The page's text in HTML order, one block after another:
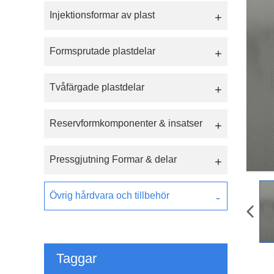
Injektionsformar av plast
Formsprutade plastdelar
Tvåfärgade plastdelar
Reservformkomponenter & insatser
Pressgjutning Formar & delar
Övrig hårdvara och tillbehör
Taggar